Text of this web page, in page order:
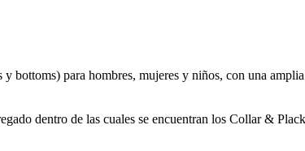
bottoms) para hombres, mujeres y niños, con una
dentro de las cuales se encuentran los Collar &